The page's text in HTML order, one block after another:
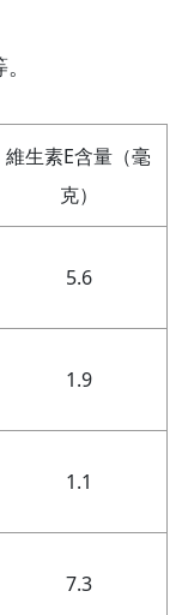
維生素E含量（毫
克）
5.6
1.9
1.1
7.3